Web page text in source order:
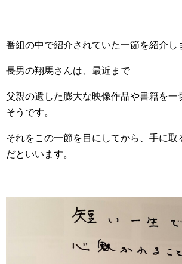
番組の中で紹介されていた一節を紹介し
長男の翔馬さんは、最近まで
父親の遺した膨大な映像作品や書籍を一
そうです。
それをこの一節を目にしてから、手に取
だといいます。